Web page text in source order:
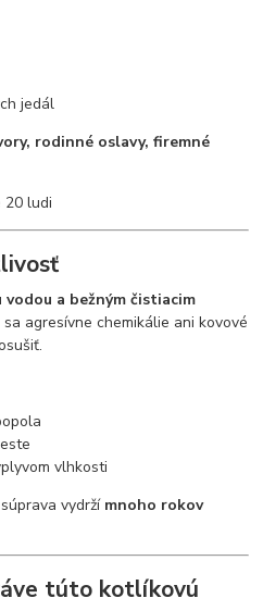
jedál
rodinné oslavy, firemné
a bežným čistiacim
agresívne chemikálie ani kovové
vlhkosti
vydrží mnoho rokov
túto kotlíkovú